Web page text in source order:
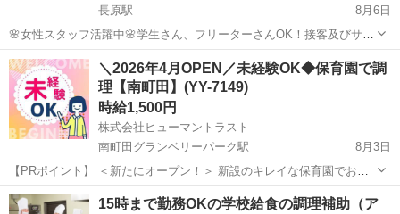
長原駅
8月6日
🌸女性スタッフ活躍中🌸学生さん、フリーターさんOK！接客及びサポ
ートスタッフ募集！【チキンオーバーライスカフェ セヌジー 】 ※男
性は予定人数に達した為、公平を期すために今回は女性のみ若干名の
募集となります。 業務内容 チ...
東京 大田区 長原駅 カフェ スタッフ
＼2026年4月OPEN／未経験OK◆保育園で調
理【南町田】(YY-7149)
時給1,500円
株式会社ヒューマントラスト
南町田グランベリーパーク駅
8月3日
【PRポイント】 ＜新たにオープン！＞ 新設のキレイな保育園でお仕
事！ ・免許不要！未経験OK◎ ・「高津駅」から徒歩でアクセス！ ・
15：00定時×残業なし！ ・週4日～OK！ 【仕事内容】 保育園...
東京 町田市 南町田グランベリーパーク駅 キッチン
15時まで勤務OKの学校給食の調理補助（ア